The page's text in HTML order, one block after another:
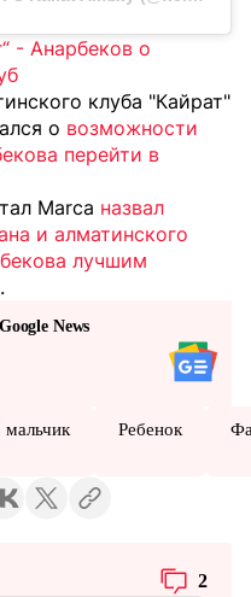
- Анарбеков о
клуба "Кайрат"
о возможности
перейти в
Marca назвал
и алматинского
лучшим
News
мальчик Ребенок
2